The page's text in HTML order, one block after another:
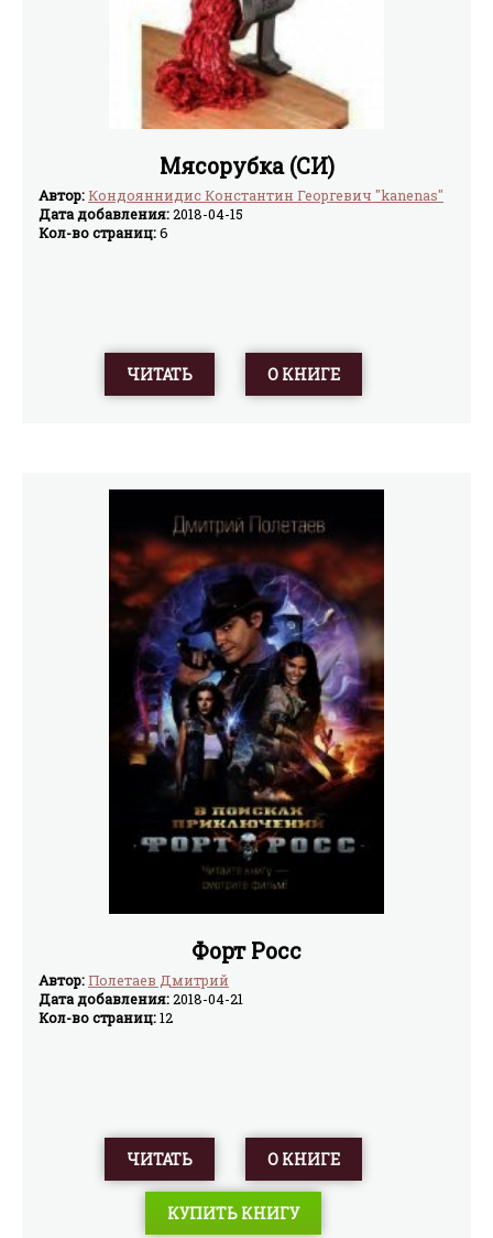
Мясорубка (СИ)
Автор:Кондояннидис Константин Георгевич "kanenas"
Дата добавления:2018-04-15
Кол-во страниц:6
ЧИТАТЬ О КНИГЕ
Форт Росс
Автор:Полетаев Дмитрий
Дата добавления:2018-04-21
Кол-во страниц:12
ЧИТАТЬ О КНИГЕ
КУПИТЬ КНИГУ